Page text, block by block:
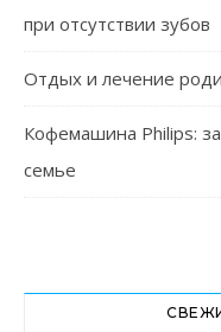
при отсутствии зубов
Отдых и лечение
Кофемашина Philips:
семье